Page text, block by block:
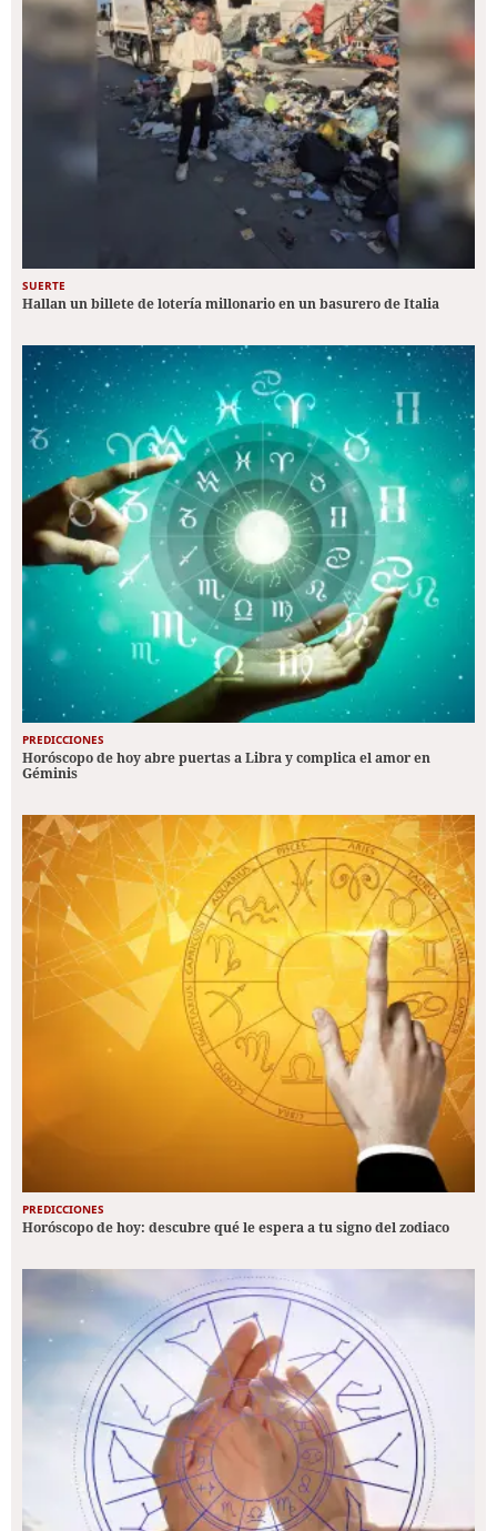
SUERTE
Hallan un billete de lotería millonario en un basurero de Italia
PREDICCIONES
Horóscopo de hoy abre puertas a Libra y complica el amor en
Géminis
PREDICCIONES
Horóscopo de hoy: descubre qué le espera a tu signo del zodiaco